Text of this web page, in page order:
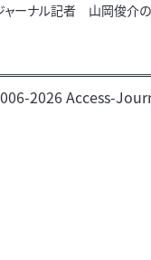
ャーナル記者 山岡俊介
2026 Access-